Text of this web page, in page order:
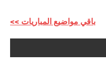
<< باقي مواضيع المباريات